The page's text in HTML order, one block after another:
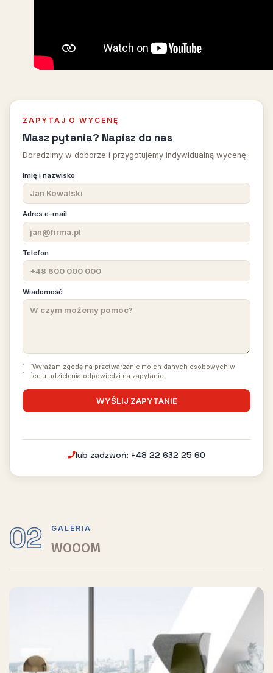
ZAPYTAJ O WYCENĘ
Masz pytania? Napisz do nas
Doradzimy w doborze i przygotujemy indywidualną wycenę.
Imię i nazwisko
Adres e-mail
Telefon
Wiadomość
Wyrażam zgodę na przetwarzanie moich danych osobowych w
celu udzielenia odpowiedzi na zapytanie.
lub zadzwoń: +48 22 632 25 60
02 GALERIA
WOOOM